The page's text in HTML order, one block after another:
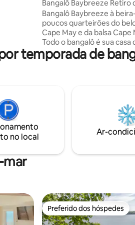
Bangalô Baybreeze Retiro
casais
Bangalô Baybreeze à
poucos quarteirões do
Cape May e da balsa Cape
Todo o bangalô é sua casa
estadia. Fica a uma curta
da praia e a uma curta
comodidades para uma
sem preocupações e
fornecidas para você. Não
cães/animais de estimação
temporada de
no local
Ar-
mar
Preferido dos hóspedes
Preferido dos hóspedes